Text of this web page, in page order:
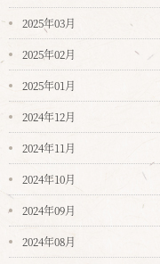
2025年03月
2025年02月
2025年01月
2024年12月
2024年11月
2024年10月
2024年09月
2024年08月